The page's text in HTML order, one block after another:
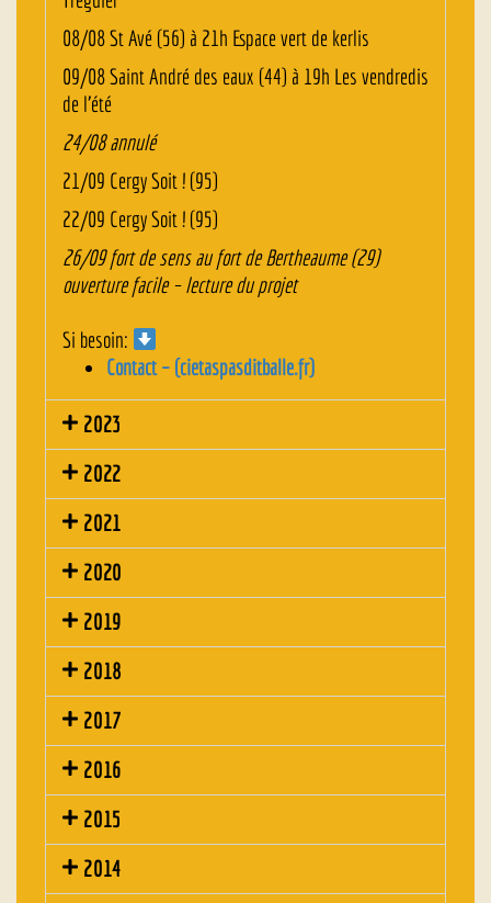
08/08 St Avé (56) à 21h Espace vert de kerlis
09/08 Saint André des eaux (44) à 19h Les vendredis
de l’été
24/08 annulé
21/09 Cergy Soit ! (95)
22/09 Cergy Soit ! (95)
26/09 fort de sens au fort de Bertheaume (29)
ouverture facile – lecture du projet
Si besoin:
Contact – (cietaspasditballe.fr)
2023
2022
2021
2020
2019
2018
2017
2016
2015
2014